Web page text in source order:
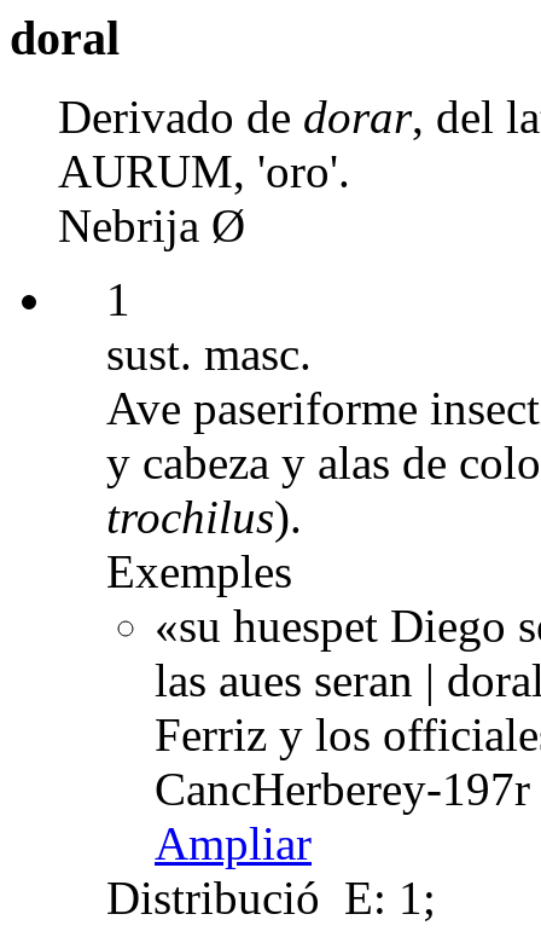
doral
Derivado de dorar, del
AURUM, 'oro'.
Nebrija Ø
1
sust. masc.
Ave paseriforme
y cabeza y alas de
trochilus).
Exemples
«su huespet Diego
las aues seran |
Ferriz y los
CancHerberey-
Ampliar
Distribució E: 1;